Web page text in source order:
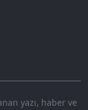
yazı, haber ve